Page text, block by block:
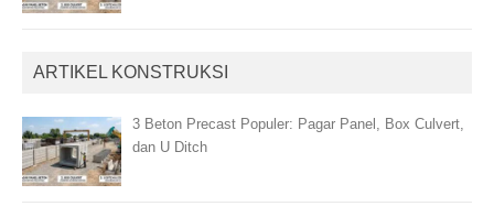
ARTIKEL KONSTRUKSI
3 Beton Precast Populer: Pagar Panel, Box Culvert,
dan U Ditch